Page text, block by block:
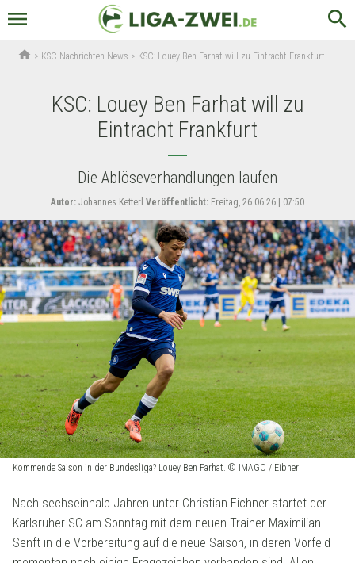
menu search
home > KSC Nachrichten News > KSC: Louey Ben Farhat will zu Eintracht Frankfurt
KSC: Louey Ben Farhat will zu
Eintracht Frankfurt
Die Ablöseverhandlungen laufen
Autor: Johannes Ketterl Veröffentlicht: Freitag, 26.06.26 | 07:50
Kommende Saison in der Bundesliga? Louey Ben Farhat. © IMAGO / Eibner
Nach sechseinhalb Jahren unter Christian Eichner startet der
Karlsruher SC am Sonntag mit dem neuen Trainer Maximilian
Senft in die Vorbereitung auf die neue Saison, in deren Vorfeld